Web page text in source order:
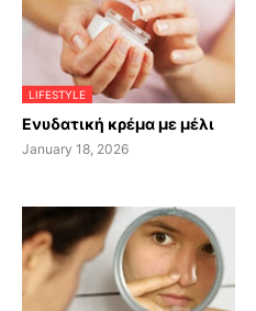
LIFESTYLE
Ενυδατική κρέμα με μέλι
January 18, 2026